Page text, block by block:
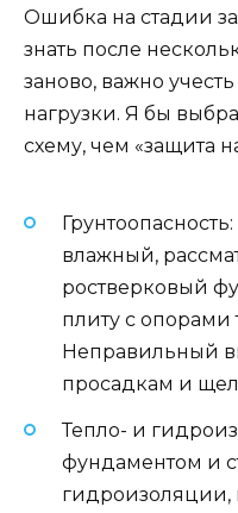
Ошибка на стадии
знать после
заново, важно
нагрузки. Я бы
схему, чем «защита
влажный,
ростверковый
плиту с опорами
Неправильный
просадкам и
Тепло- и
фундаментом и